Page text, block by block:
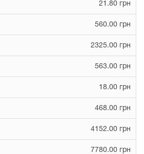
21.80 грн
560.00 грн
2325.00 грн
563.00 грн
18.00 грн
468.00 грн
4152.00 грн
7780.00 грн